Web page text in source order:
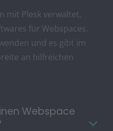
mit Plesk verwaltet,
für Webspaces.
und es gibt im
an hilfreichen
Webspace